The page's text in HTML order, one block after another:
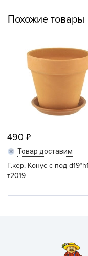
Похожие товары
490
Товар доставим
Г.кер. Конус с под
т2019